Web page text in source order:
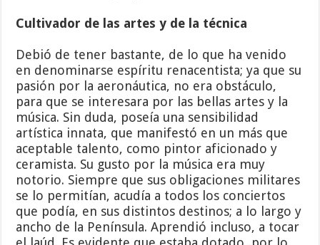
Cultivador de las artes y de la técnica
Debió de tener bastante, de lo que ha venido
en denominarse espíritu renacentista; ya que su
pasión por la aeronáutica, no era obstáculo,
para que se interesara por las bellas artes y la
música. Sin duda, poseía una sensibilidad
artística innata, que manifestó en un más que
aceptable talento, como pintor aficionado y
ceramista. Su gusto por la música era muy
notorio. Siempre que sus obligaciones militares
se lo permitían, acudía a todos los conciertos
que podía, en sus distintos destinos; a lo largo y
ancho de la Península. Aprendió incluso, a tocar